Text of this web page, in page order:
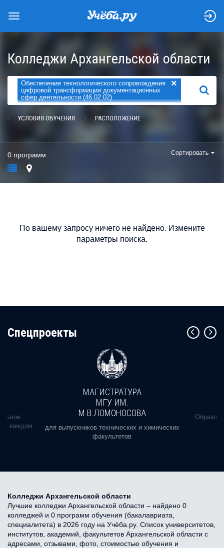
Колледжи Архангельской области
Обеспечение технологического сопровождения
цифровой трансформации документационных
сфер деятельности (46.02.02)
×
НАЙТИ
УСЛОВИЯ ОБУЧЕНИЯ РАСПОЛОЖЕНИЕ
0 программ Сортировать
По вашему запросу ничего не найдено. Измените
параметры поиска.
Cпецпроекты
в каждом
МАГИСТРАТУРА
МГУ ИМ.
М.В.ЛОМОНОСОВА
для выпускников технических и химических
факультетов
Колледжи Архангельской области
Лучшие колледжи Архангельской области – найдено 0
колледжей и 0 программ обучения (бакалавриата,
специалитета) в 2026 году на Учёба.ру. Список университетов,
институтов, академий, факультетов Архангельской области с
адресами, отзывами, фото, стоимостью обучения и